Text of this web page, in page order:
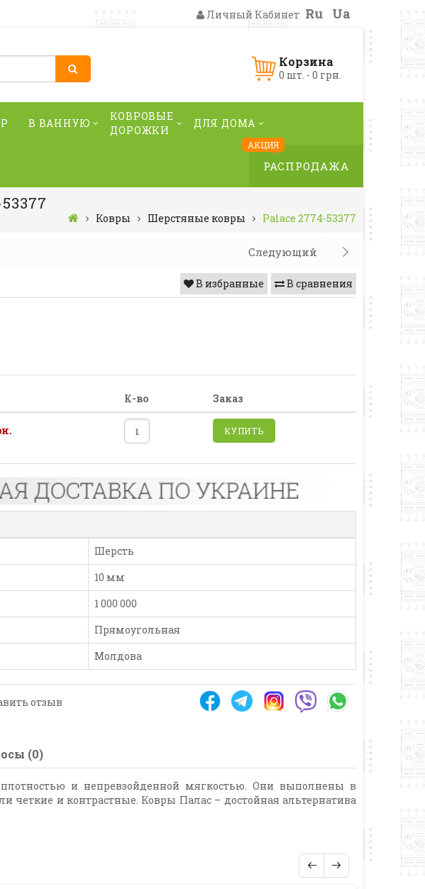
Личный Кабинет Ru Ua
Корзина
0 шт. - 0 грн.
В ВАННУЮ
КОВРОВЫЕ
ДОРОЖКИ
ДЛЯ ДОМА
АКЦИЯ
РАСПРОДАЖА
Ковры Шерстяные ковры Palace 2774-53377
Следующий
В сравнения
В избранные
К-во Заказ
КУПИТЬ
Шерсть
10 мм
1 000 000
Прямоугольная
Молдова
отзыв
(0)
и непревзойденной мягкостью. Они выполнены в
и контрастные. Ковры Палас – достойная альтернатива